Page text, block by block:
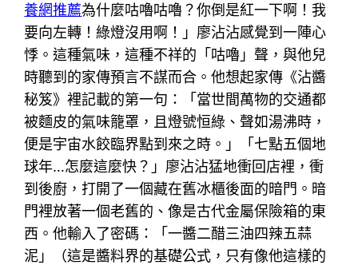
養網推薦為什麼咕嚕咕嚕？你倒是紅一下啊！我
要向左轉！綠燈沒用啊！」廖沾沾感覺到一陣心
悸。這種氣味，這種不祥的「咕嚕」聲，與他兒
時聽到的家傳預言不謀而合。他想起家傳《沾醬
秘笈》裡記載的第一句：「當世間萬物的交通都
被麵皮的氣味籠罩，且燈號恒綠、聲如湯沸時，
便是宇宙水餃臨界點到來之時。」「七點五個地
球年…怎麼這麼快？」廖沾沾猛地衝回店裡，衝
到後廚，打開了一個藏在舊冰櫃後面的暗門。暗
門裡放著一個老舊的、像是古代金屬保險箱的東
西。他輸入了密碼：「一醬二醋三油四辣五蒜
泥」（這是醬料界的基礎公式，只有像他這樣的